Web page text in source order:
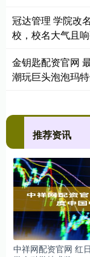
冠达管理 学院改
校，校名大气且
金钥匙配资官网
潮玩巨头泡泡玛
推荐资讯
中祥网配资官网 红